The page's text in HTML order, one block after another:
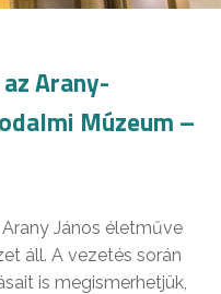
Arany-
Múzeum –
János életműve
áll. A vezetés során
is megismerhetjük,